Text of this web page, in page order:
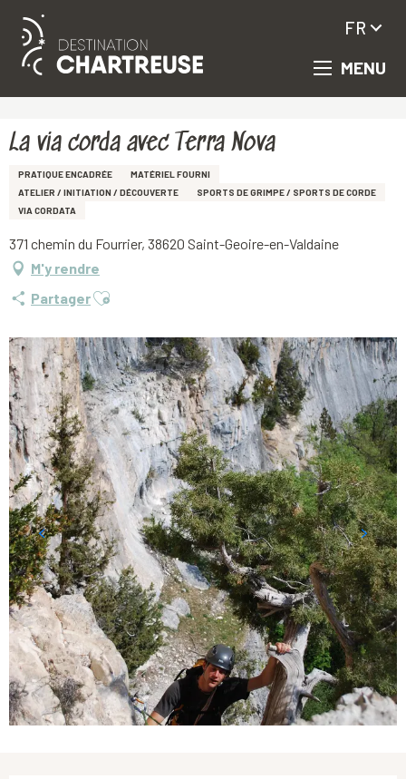
Aller
principal
MENU
FR
La via corda avec Terra Nova
PRATIQUE ENCADRÉE
MATÉRIEL FOURNI
ATELIER / INITIATION / DÉCOUVERTE
SPORTS DE GRIMPE / SPORTS DE CORDE
VIA CORDATA
371 chemin du Fourrier, 38620 Saint-Geoire-en-Valdaine
M'y rendre
PartagerAjouter aux favoris